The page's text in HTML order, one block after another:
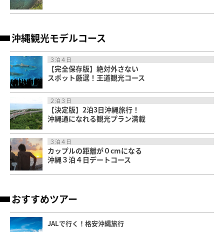
沖縄観光モデルコース
３泊４日
【完全保存版】絶対外さない
スポット厳選！王道観光コース
２泊３日
【決定版】2泊3日沖縄旅行！
沖縄通になれる観光プラン満載
３泊４日
カップルの距離が０cmになる
沖縄３泊４日デートコース
おすすめツアー
JALで行く！格安沖縄旅行